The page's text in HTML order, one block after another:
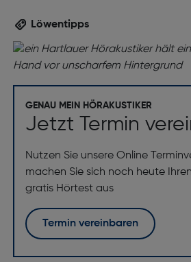
Löwentipps
GENAU MEIN HÖRAKUSTIKER
Jetzt Termin
Nutzen Sie unsere Online
machen Sie sich noch heute
gratis Hörtest aus
Termin vereinbaren